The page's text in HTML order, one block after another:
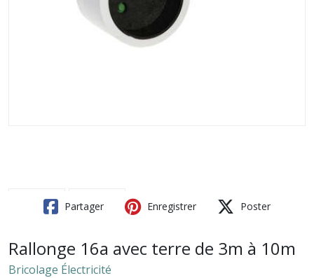
Partager Enregistrer Poster
Rallonge 16a avec terre de 3m à 10m
Bricolage Électricité